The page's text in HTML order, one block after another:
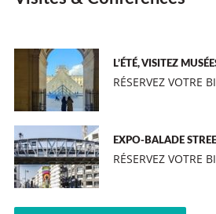
L’ÉTÉ, VISITEZ
RÉSERVEZ VOTRE
EXPO-BALADE
RÉSERVEZ VOTRE